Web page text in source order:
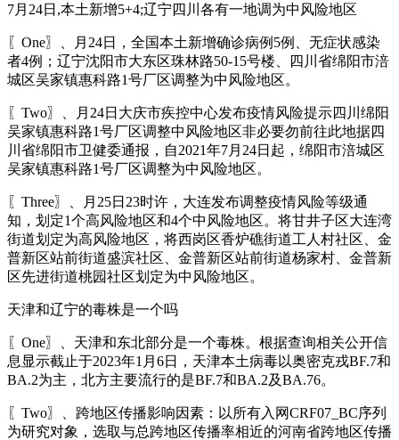
7月24日,本土新增5+4;辽宁四川各有一地调为中风险地区
〖One〗、月24日，全国本土新增确诊病例5例、无症状感染
者4例；辽宁沈阳市大东区珠林路50-15号楼、四川省绵阳市涪
城区吴家镇惠科路1号厂区调整为中风险地区。
〖Two〗、月24日大庆市疾控中心发布疫情风险提示四川绵阳
吴家镇惠科路1号厂区调整中风险地区非必要勿前往此地据四
川省绵阳市卫健委通报，自2021年7月24日起，绵阳市涪城区
吴家镇惠科路1号厂区调整为中风险地区。
〖Three〗、月25日23时许，大连发布调整疫情风险等级通
知，划定1个高风险地区和4个中风险地区。将甘井子区大连湾
街道划定为高风险地区，将西岗区香炉礁街道工人村社区、金
普新区站前街道盛滨社区、金普新区站前街道杨家村、金普新
区先进街道桃园社区划定为中风险地区。
天津和辽宁的毒株是一个吗
〖One〗、天津和东北部分是一个毒株。根据查询相关公开信
息显示截止于2023年1月6日，天津本土病毒以奥密克戎BF.7和
BA.2为主，北方主要流行的是BF.7和BA.2及BA.76。
〖Two〗、跨地区传播影响因素：以所有入网CRF07_BC序列
为研究对象，选取与总跨地区传播率相近的河南省跨地区传播